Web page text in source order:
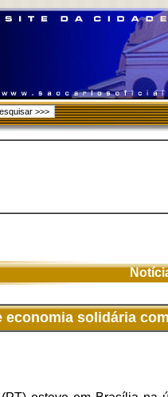
economia solidária